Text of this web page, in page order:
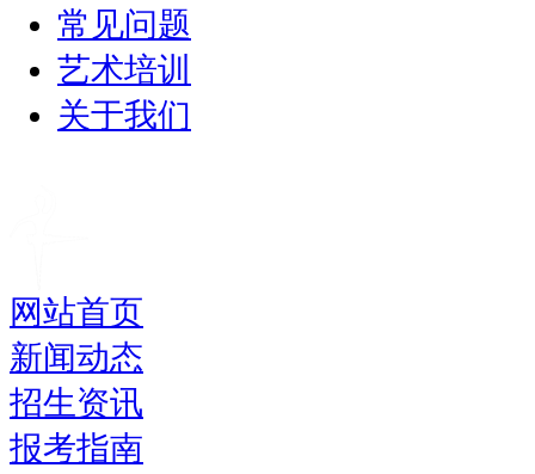
常见问题
艺术培训
关于我们
网站首页
新闻动态
招生资讯
报考指南